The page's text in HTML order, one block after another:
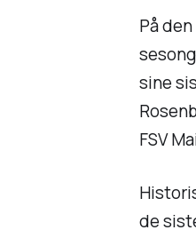
På
sine
FSV
de